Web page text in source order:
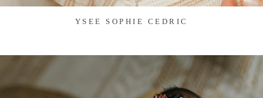
YSEE SOPHIE CEDRIC